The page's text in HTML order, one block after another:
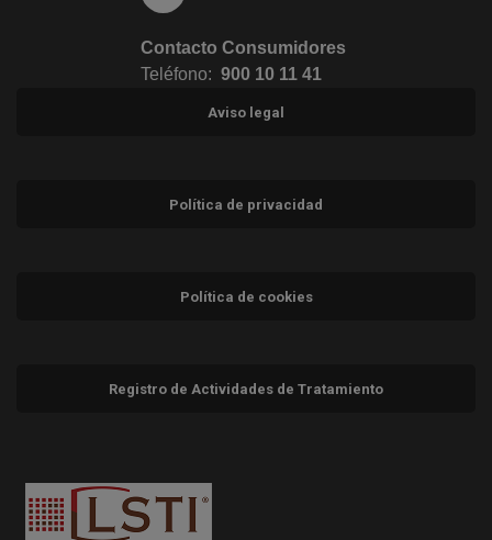
Contacto Consumidores
Teléfono: 900 10 11 41
Aviso legal
Política de privacidad
Política de cookies
Registro de Actividades de Tratamiento